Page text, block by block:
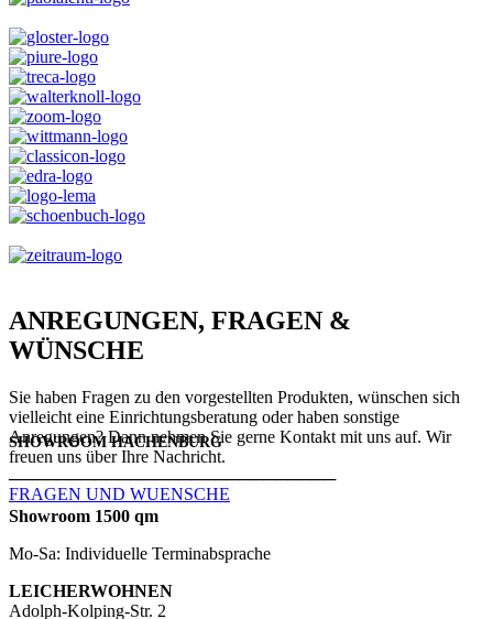
ANREGUNGEN, FRAGEN &
WÜNSCHE
Sie haben Fragen zu den vorgestellten Produkten, wünschen sich
vielleicht eine Einrichtungsberatung oder haben sonstige
Anregungen? Dann nehmen Sie gerne Kontakt mit uns auf. Wir
freuen uns über Ihre Nachricht.
FRAGEN UND WUENSCHE
SHOWROOM HACHENBURG
───────────────────────────
Showroom 1500 qm
Mo-Sa: Individuelle Terminabsprache
LEICHERWOHNEN
Adolph-Kolping-Str. 2